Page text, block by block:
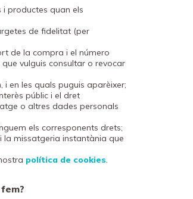
productes quan els
de fidelitat (per
de la compra i el número
vulguis consultar o revocar
en les quals puguis aparèixer;
públic i el dret
o altres dades personals
els corresponents drets;
la missatgeria instantània que
política de cookies.